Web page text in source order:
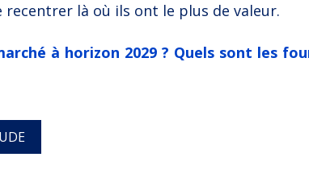
là où ils ont le plus de valeur.
à horizon 2029 ? Quels sont les